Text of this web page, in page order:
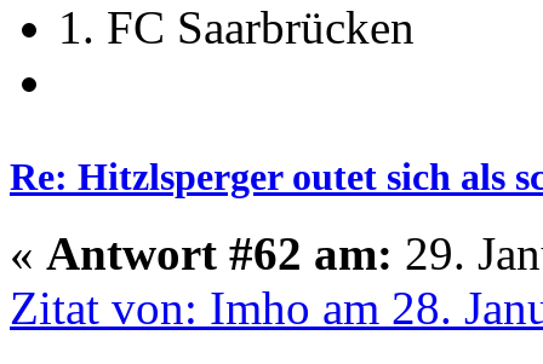
1. FC Saarbrücken
Re: Hitzlsperger outet sich als
« Antwort #62 am: 29.
Zitat von: Imho am 28.